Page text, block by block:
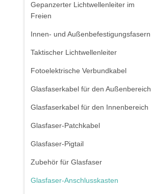
Gepanzerter Lichtwellenleiter im
Freien
Innen- und Außenbefestigungsfasern
Taktischer Lichtwellenleiter
Fotoelektrische Verbundkabel
Glasfaserkabel für den Außenbereich
Glasfaserkabel für den Innenbereich
Glasfaser-Patchkabel
Glasfaser-Pigtail
Zubehör für Glasfaser
Glasfaser-Anschlusskasten